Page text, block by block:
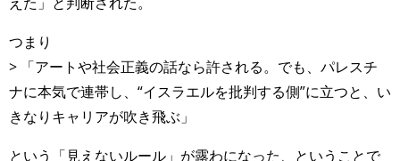
つまり
> 「アートや社会正義の話なら許される。でも、パレスチ
ナに本気で連帯し、“イスラエルを批判する側”に立つと、い
きなりキャリアが吹き飛ぶ」
という「見えないルール」が露わになった、ということで